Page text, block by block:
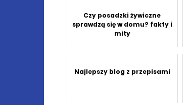
Czy posadzki żywiczne
sprawdzą się w domu? fakty i
mity
Najlepszy blog z przepisami